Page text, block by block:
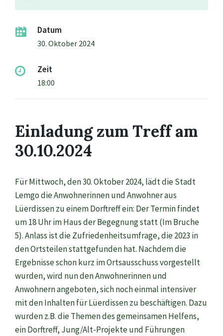
Datum
30. Oktober 2024
Zeit
18:00
Einladung zum Treff am
30.10.2024
Für Mittwoch, den 30. Oktober 2024, lädt die Stadt
Lemgo die Anwohnerinnen und Anwohner aus
Lüerdissen zu einem Dorftreff ein: Der Termin findet
um 18 Uhr im Haus der Begegnung statt (Im Bruche
5). Anlass ist die Zufriedenheitsumfrage, die 2023 in
den Ortsteilen stattgefunden hat. Nachdem die
Ergebnisse schon kurz im Ortsausschuss vorgestellt
wurden, wird nun den Anwohnerinnen und
Anwohnern angeboten, sich noch einmal intensiver
mit den Inhalten für Lüerdissen zu beschäftigen. Dazu
wurden z.B. die Themen des gemeinsamen Helfens,
ein Dorftreff, Jung/Alt-Projekte und Führungen